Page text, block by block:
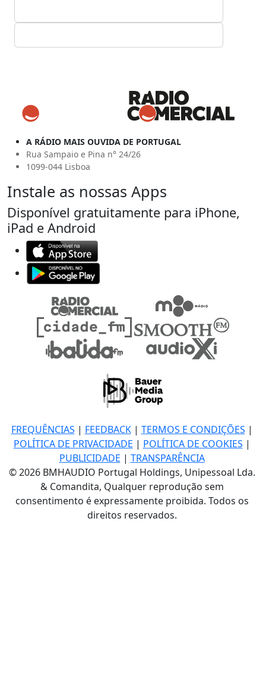
A RÁDIO MAIS OUVIDA DE PORTUGAL
Rua Sampaio e Pina n° 24/26
1099-044 Lisboa
Instale as nossas Apps
Disponível gratuitamente para iPhone,
iPad e Android
FREQUÊNCIAS | FEEDBACK| TERMOS E CONDIÇÕES |
POLÍTICA DE PRIVACIDADE | POLÍTICA DE COOKIES |
PUBLICIDADE | TRANSPARÊNCIA
© 2026 BMHAUDIO Portugal Holdings, Unipessoal Lda.
& Comandita, Qualquer reprodução sem
consentimento é expressamente proibida. Todos os
direitos reservados.